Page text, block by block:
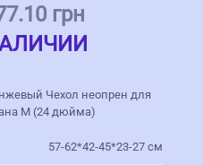
грн
Чехол неопрен для
M (24 дюйма)
57-62*42-45*23-27 см